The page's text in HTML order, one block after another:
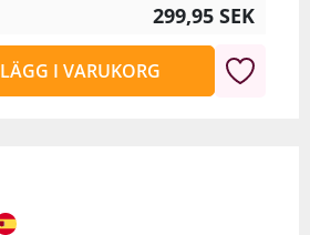
299,95 SEK
LÄGG I VARUKORG